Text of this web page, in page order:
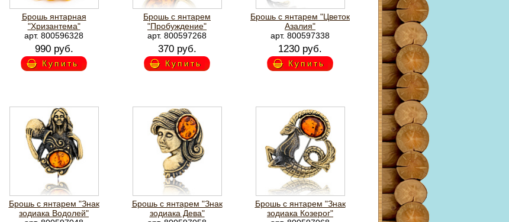
Брошь янтарная
"Хризантема"
арт. 800596328
990 руб.
Купить
Брошь с янтарем
"Пробуждение"
арт. 800597268
370 руб.
Купить
Брошь с янтарем "Цветок
Азалия"
арт. 800597338
1230 руб.
Купить
Брошь с янтарем "Знак
зодиака Водолей"
Брошь с янтарем "Знак
зодиака Дева"
Брошь с янтарем "Знак
зодиака Козерог"